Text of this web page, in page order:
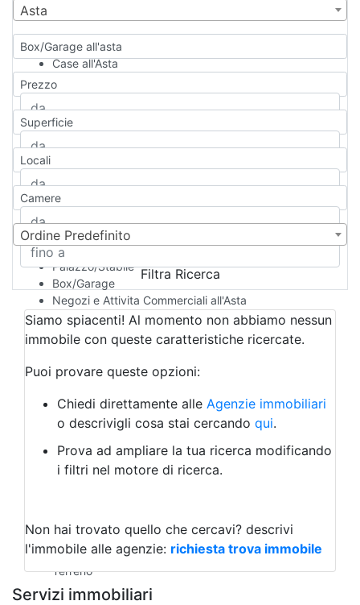
Asta
Box/Garage all'asta
Case all'Asta
Qualsiasi
Appartamento
Casa indipendente
Casa Semi-indipendente
Attico/Mansarda
Rustico/Casale
Camera d'Albergo
Multiproprietà
Palazzo/Stabile
Box/Garage
Negozi e Attivita Commerciali all'Asta
Qualsiasi
Attività/Licenza Commerciale
Azienda Agricola
Bar/Ristorante
Albergo
Laboratorio Artigianale
Negozio/locale commerciale
Agriturismo
Magazzini
Qualsiasi
Terreno edificabile
Terreno
Prezzo
Superficie
Locali
Camere
Ordine Predefinito
Filtra Ricerca
Siamo spiacenti! Al momento non abbiamo nessun
immobile con queste caratteristiche ricercate.
Puoi provare queste opzioni:
Chiedi direttamente alle Agenzie immobiliari
o descrivigli cosa stai cercando qui.
Prova ad ampliare la tua ricerca modificando
i filtri nel motore di ricerca.
Non hai trovato quello che cercavi? descrivi
l'immobile alle agenzie: richiesta trova immobile
Servizi immobiliari